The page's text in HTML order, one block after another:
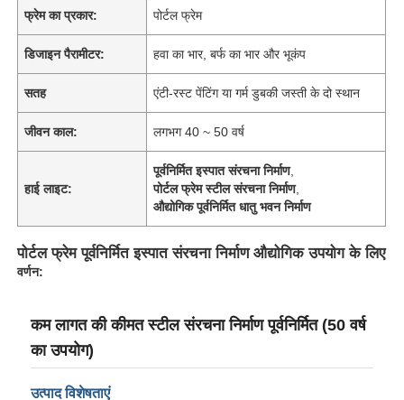
फ्रेम का प्रकार: पोर्टल फ्रेम
डिजाइन पैरामीटर: हवा का भार, बर्फ का भार और भूकंप
सतह एंटी-रस्ट पेंटिंग या गर्म डुबकी जस्ती के दो स्थान
जीवन काल: लगभग 40 ~ 50 वर्ष
हाई लाइट:
पूर्वनिर्मित इस्पात संरचना निर्माण,
पोर्टल फ्रेम स्टील संरचना निर्माण,
औद्योगिक पूर्वनिर्मित धातु भवन निर्माण
पोर्टल फ्रेम पूर्वनिर्मित इस्पात संरचना निर्माण औद्योगिक उपयोग के लिए
वर्णन:
कम लागत की कीमत स्टील संरचना निर्माण पूर्वनिर्मित (50 वर्ष
का उपयोग)
उत्पाद विशेषताएं